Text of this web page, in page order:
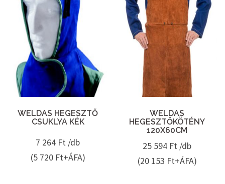
WELDAS HEGESZTŐ
CSUKLYA KÉK
7 264 Ft /db
(5 720 Ft+ÁFA)
WELDAS
HEGESZTŐKÖTÉNY
120X60CM
25 594 Ft /db
(20 153 Ft+ÁFA)